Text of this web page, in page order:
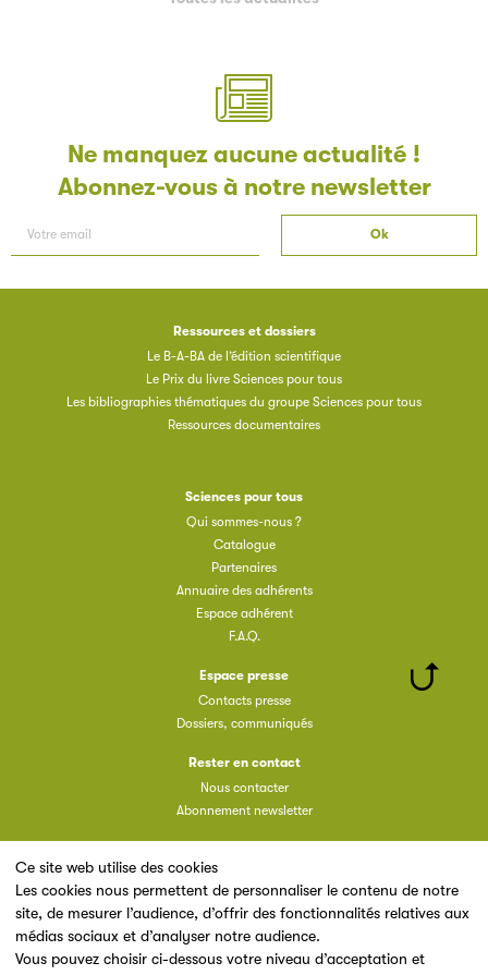
Ce site web utilise des cookies
Les cookies nous permettent de personnaliser le contenu de notre
site, de mesurer l’audience, d’offrir des fonctionnalités relatives aux
médias sociaux et d’analyser notre audience.
Vous pouvez choisir ci-dessous votre niveau d’acceptation et
Ne manquez aucune actualité !
Abonnez-vous à notre newsletter
Ressources et dossiers
Le B-A-BA de l’édition scientifique
Le Prix du livre Sciences pour tous
Les bibliographies thématiques du groupe Sciences pour tous
Ressources documentaires
Sciences pour tous
Qui sommes-nous ?
Catalogue
Partenaires
Annuaire des adhérents
Espace adhérent
F.A.Q.
Espace presse
Contacts presse
Dossiers, communiqués
Rester en contact
Nous contacter
Abonnement newsletter
Un site du